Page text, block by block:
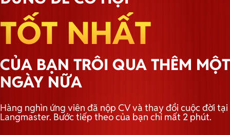
TỐT NHẤT
CỦA BẠN TRÔI QUA THÊM MỘT
NGÀY NỮA
Hàng nghìn ứng viên đã nộp CV và thay đổi cuộc đời tại
Langmaster. Bước tiếp theo của bạn chỉ mất 2 phút.